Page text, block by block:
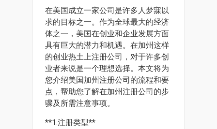
在美国成立一家公司是许多人梦寐以
求的目标之一。作为全球最大的经济
体之一，美国在创业和企业发展方面
具有巨大的潜力和机遇。在加州这样
的创业热土上注册公司，对于许多创
业者来说是一个理想选择。本文将为
您介绍美国加州注册公司的流程和要
点，帮助您了解在加州注册公司的步
骤及所需注意事项。
**1.注册类型**